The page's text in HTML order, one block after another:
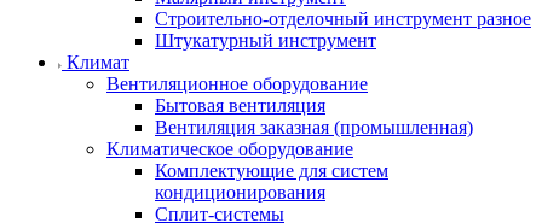
Строительно-отделочный инструмент разное
Штукатурный инструмент
Климат
Вентиляционное оборудование
Бытовая вентиляция
Вентиляция заказная (промышленная)
Климатическое оборудование
Комплектующие для систем
кондиционирования
Сплит-системы